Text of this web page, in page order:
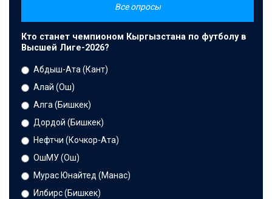
Все опросы
Кто станет чемпионом Кыргызстана по футболу в
Высшей Лиге-2026?
Абдыш-Ата (Кант)
Алай (Ош)
Алга (Бишкек)
Дордой (Бишкек)
Нефтчи (Кочкор-Ата)
ОшМУ (Ош)
Мурас Юнайтед (Манас)
Илбирс (Бишкек)